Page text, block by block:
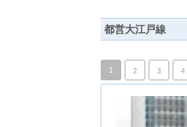
都営大江戸線
1 2 3 4